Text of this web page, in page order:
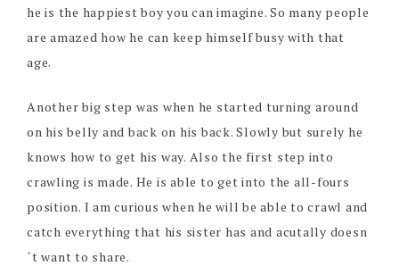
he is the happiest boy you can imagine. So many people
are amazed how he can keep himself busy with that
age.
Another big step was when he started turning around
on his belly and back on his back. Slowly but surely he
knows how to get his way. Also the first step into
crawling is made. He is able to get into the all-fours
position. I am curious when he will be able to crawl and
catch everything that his sister has and acutally doesn
´t want to share.